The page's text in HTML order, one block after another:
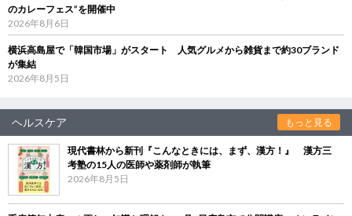
のカレーフェス”を開催中
2026年8月6日
横浜高島屋で「韓国市場」がスタート 人気グルメから雑貨まで約30ブランド
が集結
2026年8月5日
ヘルスケア もっと見る
現代書林から新刊『こんなときには、まず、漢方！』 漢方三
考塾の15人の医師や薬剤師が執筆
2026年8月5日